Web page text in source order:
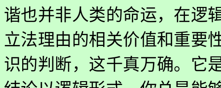
谐也并非人类的命运，在逻
立法理由的相关价值和重要
识的判断，这千真万确。它